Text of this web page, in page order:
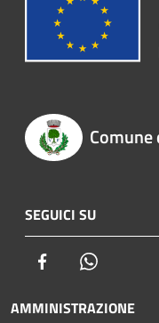
SEGUICI SU
Facebook
AMMINISTRAZIONE